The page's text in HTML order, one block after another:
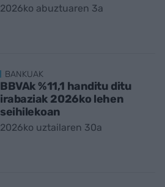
2026ko abuztuaren 3a
BANKUAK
BBVAk %11,1 handitu ditu
irabaziak 2026ko lehen
seihilekoan
2026ko uztailaren 30a